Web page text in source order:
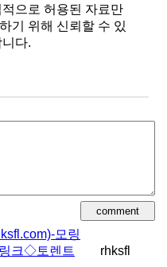
으로 허용된 자료만
기 위해 신뢰할 수 있
다.
모링
크◇토렌트
rhksfl